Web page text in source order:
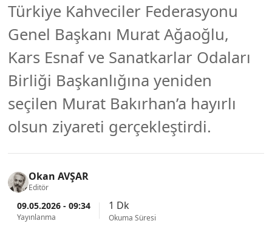
Türkiye Kahveciler Federasyonu
Genel Başkanı Murat Ağaoğlu,
Kars Esnaf ve Sanatkarlar Odaları
Birliği Başkanlığına yeniden
seçilen Murat Bakırhan’a hayırlı
olsun ziyareti gerçekleştirdi.
Okan AVŞAR
Editör
09.05.2026 - 09:34
Yayınlanma
1 Dk
Okuma Süresi